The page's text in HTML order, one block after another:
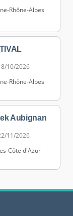
Rhône-Alpes
10/2026
Rhône-Alpes
Aubignan
11/2026
Côte d'Azur